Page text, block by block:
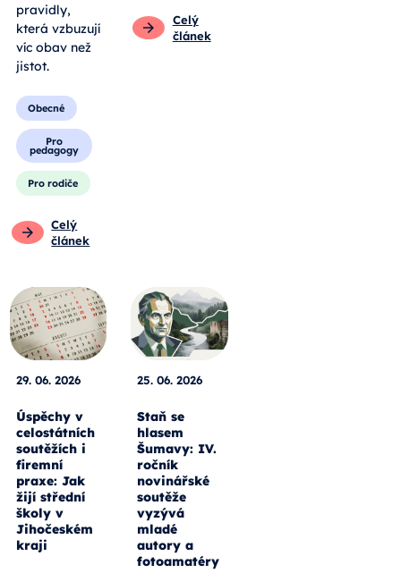
pravidly,
která vzbuzují
víc obav než
jistot.
Obecné
Pro
pedagogy
Pro rodiče
Celý
článek
Celý
článek
29. 06. 2026
Úspěchy v
celostátních
soutěžích i
firemní
praxe: Jak
žijí střední
školy v
Jihočeském
kraji
25. 06. 2026
Staň se
hlasem
Šumavy: IV.
ročník
novinářské
soutěže
vyzývá
mladé
autory a
fotoamatéry